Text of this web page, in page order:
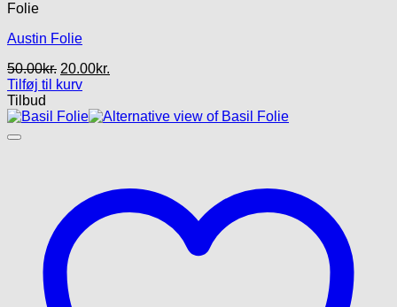
Folie
Austin Folie
50.00kr. Den
oprindelige
var:
20.00kr.
er:
Tilføj til kurv
Tilbud